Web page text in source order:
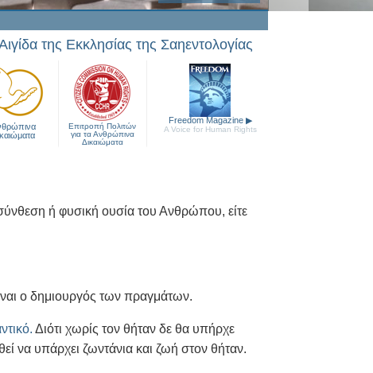
της Εκκλησίας της Σαηεντολογίας
Επιτροπή Πολιτών
για τα Ανθρώπινα
Δικαιώματα
Freedom Magazine ▶
A Voice for Human Rights
ή φυσική ουσία του Ανθρώπου, είτε
ο δημιουργός των πραγμάτων.
Διότι χωρίς τον θήταν δε θα υπήρχε
να υπάρχει ζωντάνια και ζωή στον θήταν.